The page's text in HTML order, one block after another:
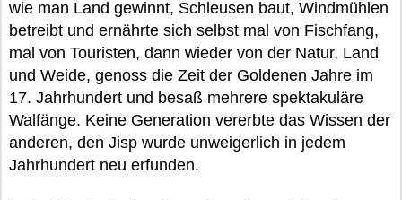
wie man Land gewinnt, Schleusen baut, Windmühlen
betreibt und ernährte sich selbst mal von Fischfang,
mal von Touristen, dann wieder von der Natur, Land
und Weide, genoss die Zeit der Goldenen Jahre im
17. Jahrhundert und besaß mehrere spektakuläre
Walfänge. Keine Generation vererbte das Wissen der
anderen, den Jisp wurde unweigerlich in jedem
Jahrhundert neu erfunden.